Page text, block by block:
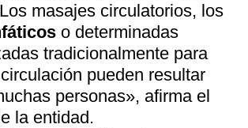
masajes circulatorios, los
o determinadas
tradicionalmente para
pueden resultar
personas», afirma el
la entidad.